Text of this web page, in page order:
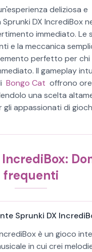
deliziosa e
DX IncrediBox
immediato. Le
e la meccanica
perfetto per chi
Il gameplay
Bongo Cat offrono
una scelta
appassionati di
frequenti
Sprunki DX
è un gioco
in cui crei